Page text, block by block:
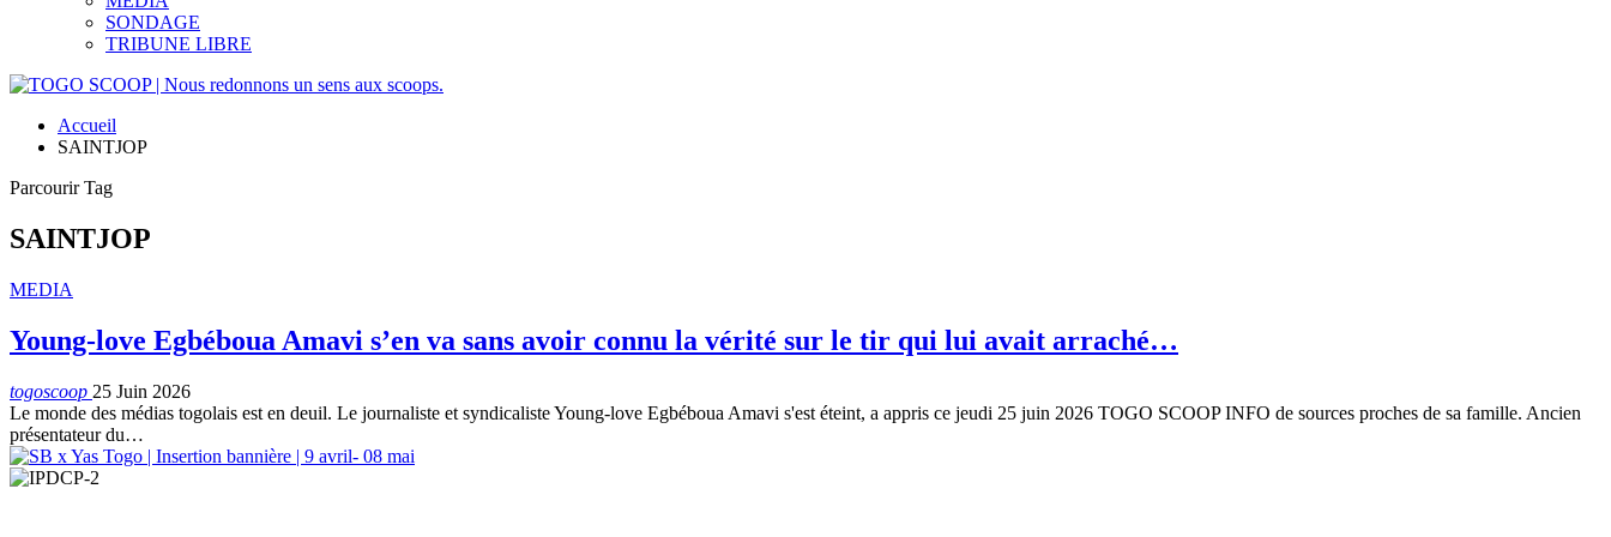
SONDAGE
TRIBUNE LIBRE
Accueil
SAINTJOP
Parcourir Tag
SAINTJOP
MEDIA
Young-love Egbéboua Amavi s’en va sans avoir connu la vérité sur le tir qui lui avait arraché…
togoscoop 25 Juin 2026
Le monde des médias togolais est en deuil. Le journaliste et syndicaliste Young-love Egbéboua Amavi s'est éteint, a appris ce jeudi 25 juin 2026 TOGO SCOOP INFO de sources proches de sa famille. Ancien
présentateur du…